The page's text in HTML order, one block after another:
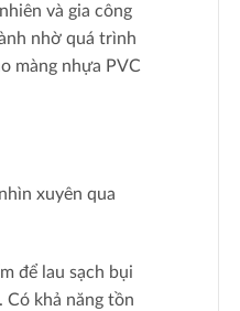
và gia công
nhờ quá trình
màng nhựa PVC
xuyên qua
để lau sạch bụi
khả năng tồn